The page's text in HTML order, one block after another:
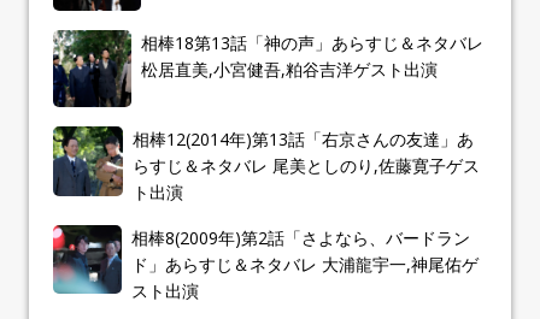
相棒18第13話「神の声」あらすじ＆ネタバレ
松居直美,小宮健吾,粕谷吉洋ゲスト出演
相棒12(2014年)第13話「右京さんの友達」あ
らすじ＆ネタバレ 尾美としのり,佐藤寛子ゲス
ト出演
相棒8(2009年)第2話「さよなら、バードラン
ド」あらすじ＆ネタバレ 大浦龍宇一,神尾佑ゲ
スト出演